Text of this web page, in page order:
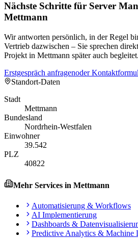
Nächste Schritte für Server
Mettmann
Wir antworten persönlich, in der Regel
Vertrieb dazwischen – Sie sprechen
Projekt in Mettmann später auch begleitet.
Erstgespräch anfragenoder
Standort-Daten
Stadt
Mettmann
Bundesland
Nordrhein-Westfalen
Einwohner
39.542
PLZ
40822
Mehr Services in Mettmann
Automatisierung & Workflows
AI Implementierung
Dashboards &
Predictive Analytics & Machine